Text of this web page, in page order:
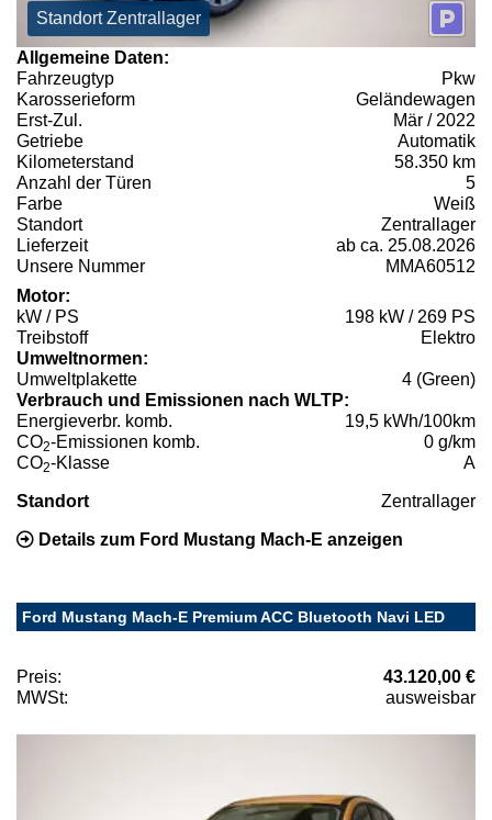
Standort Zentrallager
Allgemeine Daten:
Fahrzeugtyp
Pkw
Karosserieform
Geländewagen
Erst-Zul.
Mär / 2022
Getriebe
Automatik
Kilometerstand
58.350 km
Anzahl der Türen
5
Farbe
Weiß
Standort
Zentrallager
Lieferzeit
ab ca. 25.08.2026
Unsere Nummer
MMA60512
Motor:
kW / PS
198 kW / 269 PS
Treibstoff
Elektro
Umweltnormen:
Umweltplakette
4 (Green)
Verbrauch und Emissionen nach WLTP:
Energieverbr. komb.
19,5 kWh/100km
CO2-Emissionen komb.
0 g/km
CO2-Klasse A
Standort Zentrallager
Details zum Ford Mustang Mach-E anzeigen
Ford Mustang Mach-E Premium ACC Bluetooth Navi LED
Preis:
43.120,00 €
MWSt:
ausweisbar